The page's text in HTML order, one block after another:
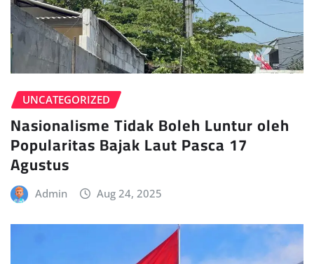
UNCATEGORIZED
Nasionalisme Tidak Boleh Luntur oleh
Popularitas Bajak Laut Pasca 17
Agustus
Admin Aug 24, 2025